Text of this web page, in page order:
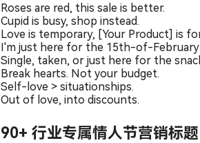
Roses are red, this sale is better.
Cupid is busy, shop instead.
Love is temporary, [Your Product] is
I'm just here for the 15th-of-February
Single, taken, or just here for the
Break hearts. Not your budget.
Self-love > situationships.
Out of love, into discounts.
90+ 行业专属情人节营销标题